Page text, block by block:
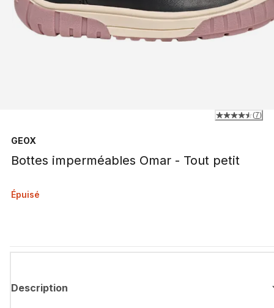
GEOX
Bottes imperméables Omar - Tout petit
(7)
Épuisé
Description